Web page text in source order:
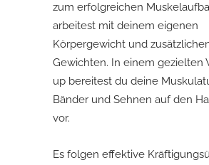
zum erfolgreichen
arbeitest mit deinem eigenen
Körpergewicht und
Gewichten. In einem gezielten
up bereitest du deine
Bänder und Sehnen auf den
vor.
Es folgen effektive